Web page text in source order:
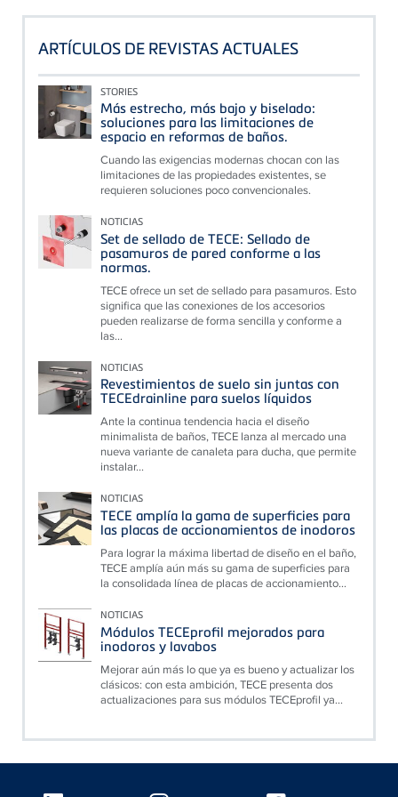
ARTÍCULOS DE REVISTAS ACTUALES
STORIES
Más estrecho, más bajo y biselado:
soluciones para las limitaciones de
espacio en reformas de baños.
Cuando las exigencias modernas chocan con las
limitaciones de las propiedades existentes, se
requieren soluciones poco convencionales.
NOTICIAS
Set de sellado de TECE: Sellado de
pasamuros de pared conforme a las
normas.
TECE ofrece un set de sellado para pasamuros. Esto
significa que las conexiones de los accesorios
pueden realizarse de forma sencilla y conforme a
las...
NOTICIAS
Revestimientos de suelo sin juntas con
TECEdrainline para suelos líquidos
Ante la continua tendencia hacia el diseño
minimalista de baños, TECE lanza al mercado una
nueva variante de canaleta para ducha, que permite
instalar...
NOTICIAS
TECE amplía la gama de superficies para
las placas de accionamientos de inodoros
Para lograr la máxima libertad de diseño en el baño,
TECE amplía aún más su gama de superficies para
la consolidada línea de placas de accionamiento...
NOTICIAS
Módulos TECEprofil mejorados para
inodoros y lavabos
Mejorar aún más lo que ya es bueno y actualizar los
clásicos: con esta ambición, TECE presenta dos
actualizaciones para sus módulos TECEprofil ya...
Floating